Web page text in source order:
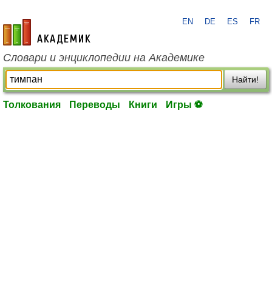
academic.ru
EN DE ES FR
Словари и энциклопедии на Академике
Найти!
Толкования Переводы Книги Игры ⚽